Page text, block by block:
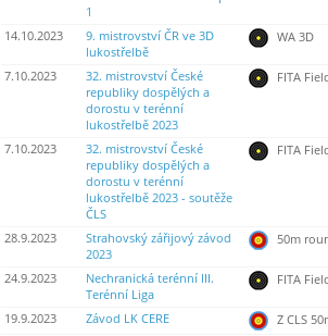
1
14.10.2023
9. mistrovství ČR ve 3D
lukostřelbě
WA 3D
7.10.2023
32. mistrovství České
republiky dospělých a
dorostu v terénní
lukostřelbě 2023
FITA
7.10.2023
32. mistrovství České
republiky dospělých a
dorostu v terénní
lukostřelbě 2023 - soutěže
ČLS
FITA
28.9.2023
Strahovský zářijový závod
2023
50m
24.9.2023
Nechranická terénní III.
Terénní Liga
FITA
19.9.2023 Závod LK CERE Z CLS